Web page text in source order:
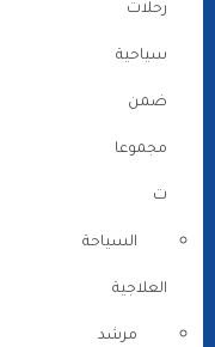
رحلات
سياحية
ضمن
مجموعا
ت
السياحة
العلاجية
مرشد